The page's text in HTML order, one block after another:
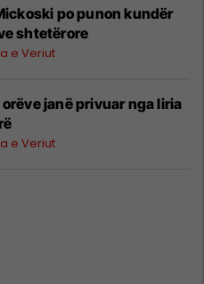
po punon kundër
shtetërore
e Veriut
janë privuar nga liria
e Veriut